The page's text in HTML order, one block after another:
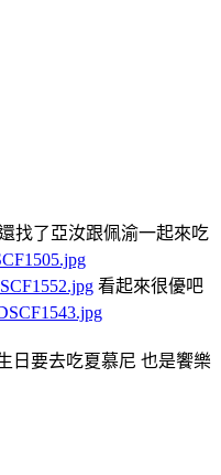
找了亞汝跟佩渝一起來吃
看起來很優吧
日要去吃夏慕尼 也是饗樂